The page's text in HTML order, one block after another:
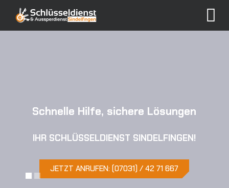
Schnelle Hilfe, sichere Lösungen
IHR SCHLÜSSELDIENST SINDELFINGEN!
JETZT ANRUFEN: (07031) / 42 71 667